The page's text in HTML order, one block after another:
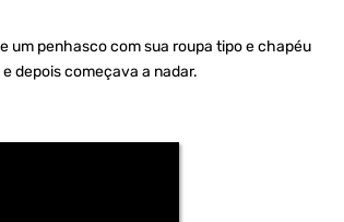
um penhasco com sua roupa tipo e chapéu
depois começava a nadar.